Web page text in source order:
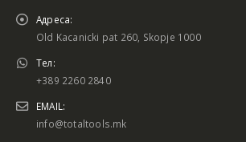
Адреса:
Old Kacanicki pat 260, Skopje 1000
Тел:
+389 2260 2840
EMAIL:
info@totaltools.mk